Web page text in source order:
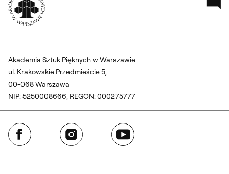
Akademia Sztuk Pięknych w Warszawie
ul. Krakowskie Przedmieście 5,
00-068 Warszawa
NIP: 5250008666, REGON: 000275777
Facebook Instagram YouTube